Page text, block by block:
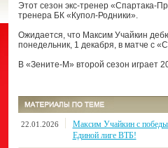
Этот сезон экс-тренер «Спартака-
тренера БК «Купол-Родники».
Ожидается, что Максим Учайкин
понедельник, 1 декабря, в матче с
В «Зените-М» второй сезон играет
22.01.2026
Максим Учайкин с победы
Единой лиге ВТБ!